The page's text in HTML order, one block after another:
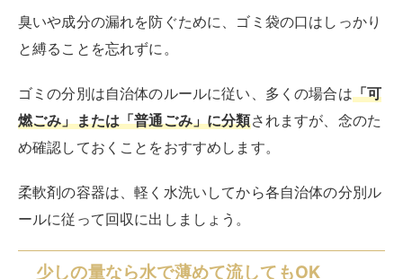
臭いや成分の漏れを防ぐために、ゴミ袋の口はしっかり
と縛ることを忘れずに。
ゴミの分別は自治体のルールに従い、多くの場合は「可
燃ごみ」または「普通ごみ」に分類されますが、念のた
め確認しておくことをおすすめします。
柔軟剤の容器は、軽く水洗いしてから各自治体の分別ル
ールに従って回収に出しましょう。
少しの量なら水で薄めて流してもOK